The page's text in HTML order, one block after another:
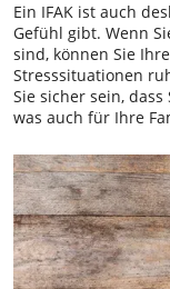
Ein IFAK ist auch
Gefühl gibt. Wenn
sind, können Sie
Stresssituationen
Sie sicher sein,
was auch für Ihre